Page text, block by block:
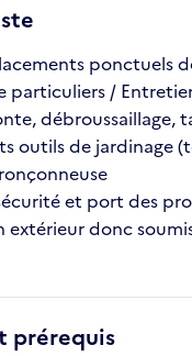
ponctuels
particuliers /
débroussaillage,
outils de jardinage
et port des
extérieur donc
prérequis